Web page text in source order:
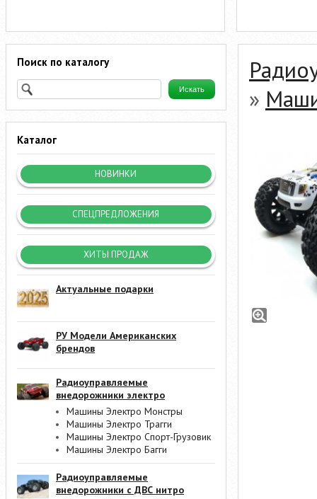
Поиск по каталогу
Каталог
НОВИНКИ
СПЕЦПРЕДЛОЖЕНИЯ
ХИТЫ ПРОДАЖ
Актуальные подарки
РУ Модели Американских
брендов
Радиоуправляемые
внедорожники электро
Машины Электро Монстры
Машины Электро Трагги
Машины Электро Спорт-Грузовик
Машины Электро Багги
Радиоуправляемые
внедорожники с ДВС нитро
»